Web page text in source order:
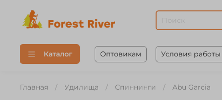
Каталог Оптовикам Условия работы
Главная Удилища Спиннинги Abu Garcia